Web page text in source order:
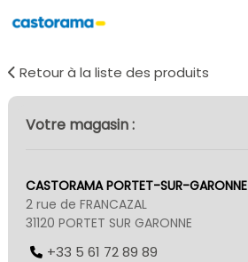
Retour à la liste des produits
Votre magasin :
CASTORAMA PORTET-SUR-GARONNE
2 rue de FRANCAZAL
31120 PORTET SUR GARONNE
+33 5 61 72 89 89